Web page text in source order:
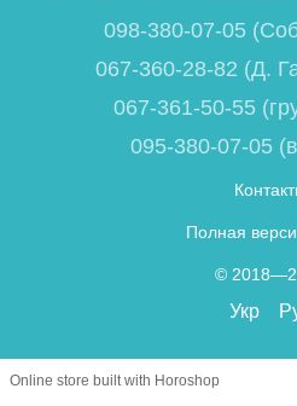
098-380-07-05
067-360-28-82 (Д.
067-361-50-55
095-380-07-05
Полная
©
Укр
Online store built with Horoshop